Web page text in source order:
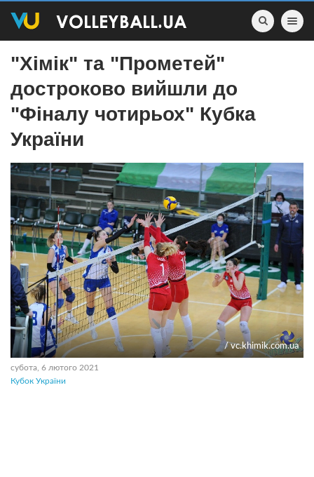
Toggle
"Хімік" та "Прометей"
достроково вийшли до
"Фіналу чотирьох" Кубка
України
/ vc.khimik.com.ua
субота, 6 лютого 2021
Кубок України